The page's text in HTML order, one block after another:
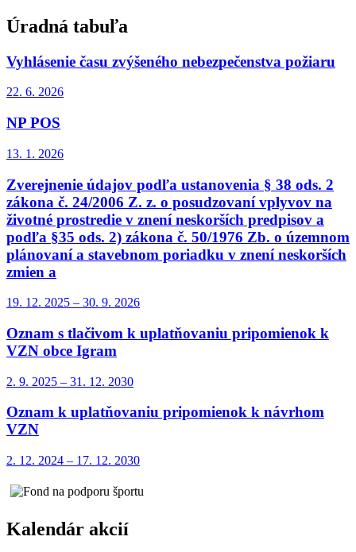
Úradná tabuľa
Vyhlásenie času zvýšeného nebezpečenstva požiaru
22. 6. 2026
NP POS
13. 1. 2026
Zverejnenie údajov podľa ustanovenia § 38 ods. 2
zákona č. 24/2006 Z. z. o posudzovaní vplyvov na
životné prostredie v znení neskorších predpisov a
podľa §35 ods. 2) zákona č. 50/1976 Zb. o územnom
plánovaní a stavebnom poriadku v znení neskorších
zmien a
19. 12. 2025 – 30. 9. 2026
Oznam s tlačivom k uplatňovaniu pripomienok k
VZN obce Igram
2. 9. 2025 – 31. 12. 2030
Oznam k uplatňovaniu pripomienok k návrhom
VZN
2. 12. 2024 – 17. 12. 2030
Kalendár akcií